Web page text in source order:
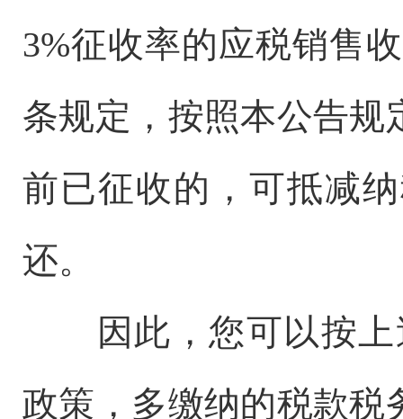
3%征收率的应税销售
条规定，按照本公告规
前已征收的，可抵减
还。
因此，您可以按
政策，多缴纳的税款税